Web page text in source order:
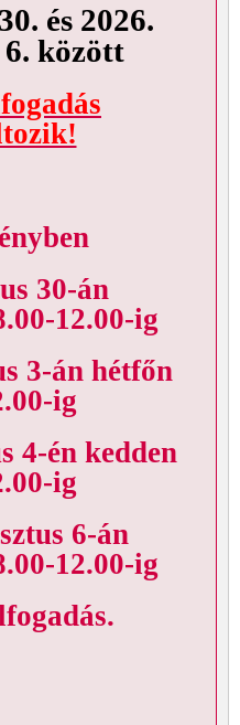
és 2026.
6. között
30-án
12.00-ig
3-án hétfőn
ig
4-én kedden
ig
6-án
12.00-ig